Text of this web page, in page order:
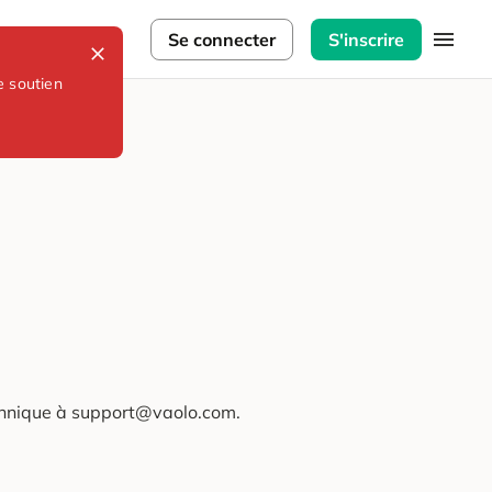
soutien
Se connecter S'inscrire
à support@vaolo.com.